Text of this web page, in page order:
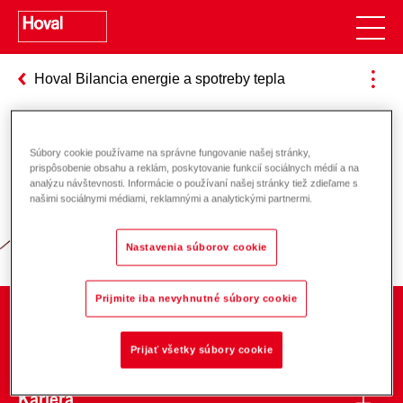
Hoval Bilancia energie a spotreby tepla
Zodpovednosť za energiu a životné
prostredie
O spoločnosti
Súbory cookie používame na správne fungovanie našej stránky,
prispôsobenie obsahu a reklám, poskytovanie funkcií sociálnych médií a na
analýzu návštevnosti. Informácie o používaní našej stránky tiež zdieľame s
našimi sociálnymi médiami, reklamnými a analytickými partnermi.
Nastavenia súborov cookie
Prijmite iba nevyhnutné súbory cookie
Prijať všetky súbory cookie